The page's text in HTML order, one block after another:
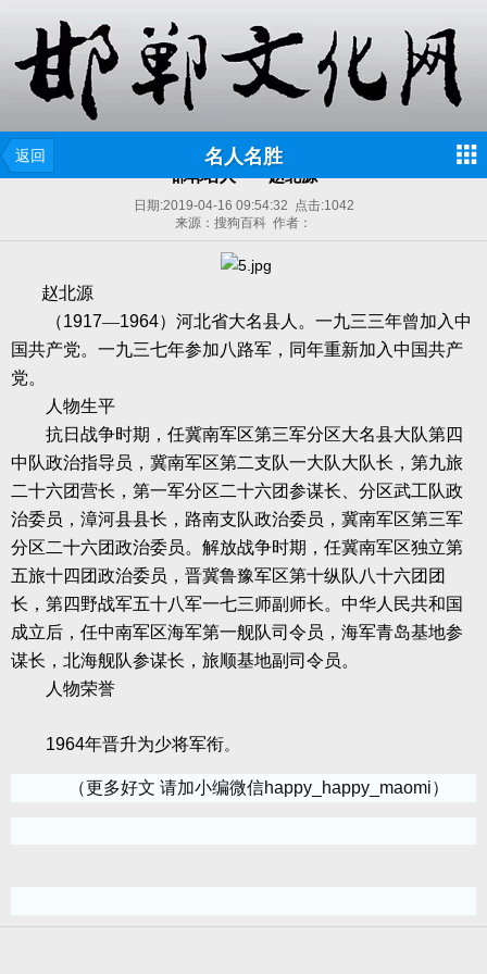
返回 名人名胜
邯郸名人——赵北源
日期:2019-04-16 09:54:32 点击:1042
来源：搜狗百科 作者：
赵北源
（1917—1964）河北省大名县人。一九三三年曾加入中
国共产党。一九三七年参加八路军，同年重新加入中国共产
党。
人物生平
抗日战争时期，任冀南军区第三军分区大名县大队第四
中队政治指导员，冀南军区第二支队一大队大队长，第九旅
二十六团营长，第一军分区二十六团参谋长、分区武工队政
治委员，漳河县县长，路南支队政治委员，冀南军区第三军
分区二十六团政治委员。解放战争时期，任冀南军区独立第
五旅十四团政治委员，晋冀鲁豫军区第十纵队八十六团团
长，第四野战军五十八军一七三师副师长。中华人民共和国
成立后，任中南军区海军第一舰队司令员，海军青岛基地参
谋长，北海舰队参谋长，旅顺基地副司令员。
人物荣誉
1964年晋升为少将军衔。
（更多好文 请加小编微信happy_happy_maomi）